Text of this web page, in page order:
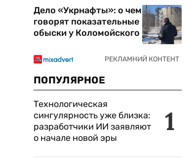
Дело «Укрнафты»: о чем
говорят показательные
обыски у Коломойского
ПОПУЛЯРНОЕ
1
Технологическая
сингулярность уже близка:
разработчики ИИ заявляют
о начале новой эры